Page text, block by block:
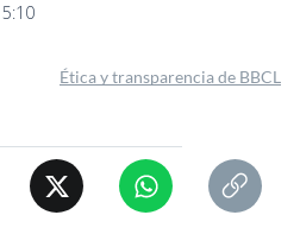
Ética y transparencia de BBCL